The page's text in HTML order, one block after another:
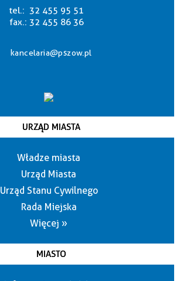
tel.: 32 455 95 51
fax.: 32 455 86 36
kancelaria@pszow.pl
URZĄD MIASTA
Władze miasta
Urząd Miasta
Urząd Stanu Cywilnego
Rada Miejska
Więcej »
MIASTO